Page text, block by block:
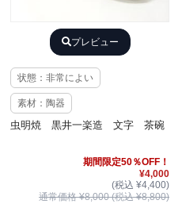
プレビュー
状態：非常によい
素材：陶器
虫明焼 黒井一楽造 文字 茶碗
期間限定50％OFF！
¥4,000
(税込 ¥4,400)
通常価格 ¥8,000 (税込 ¥8,800)